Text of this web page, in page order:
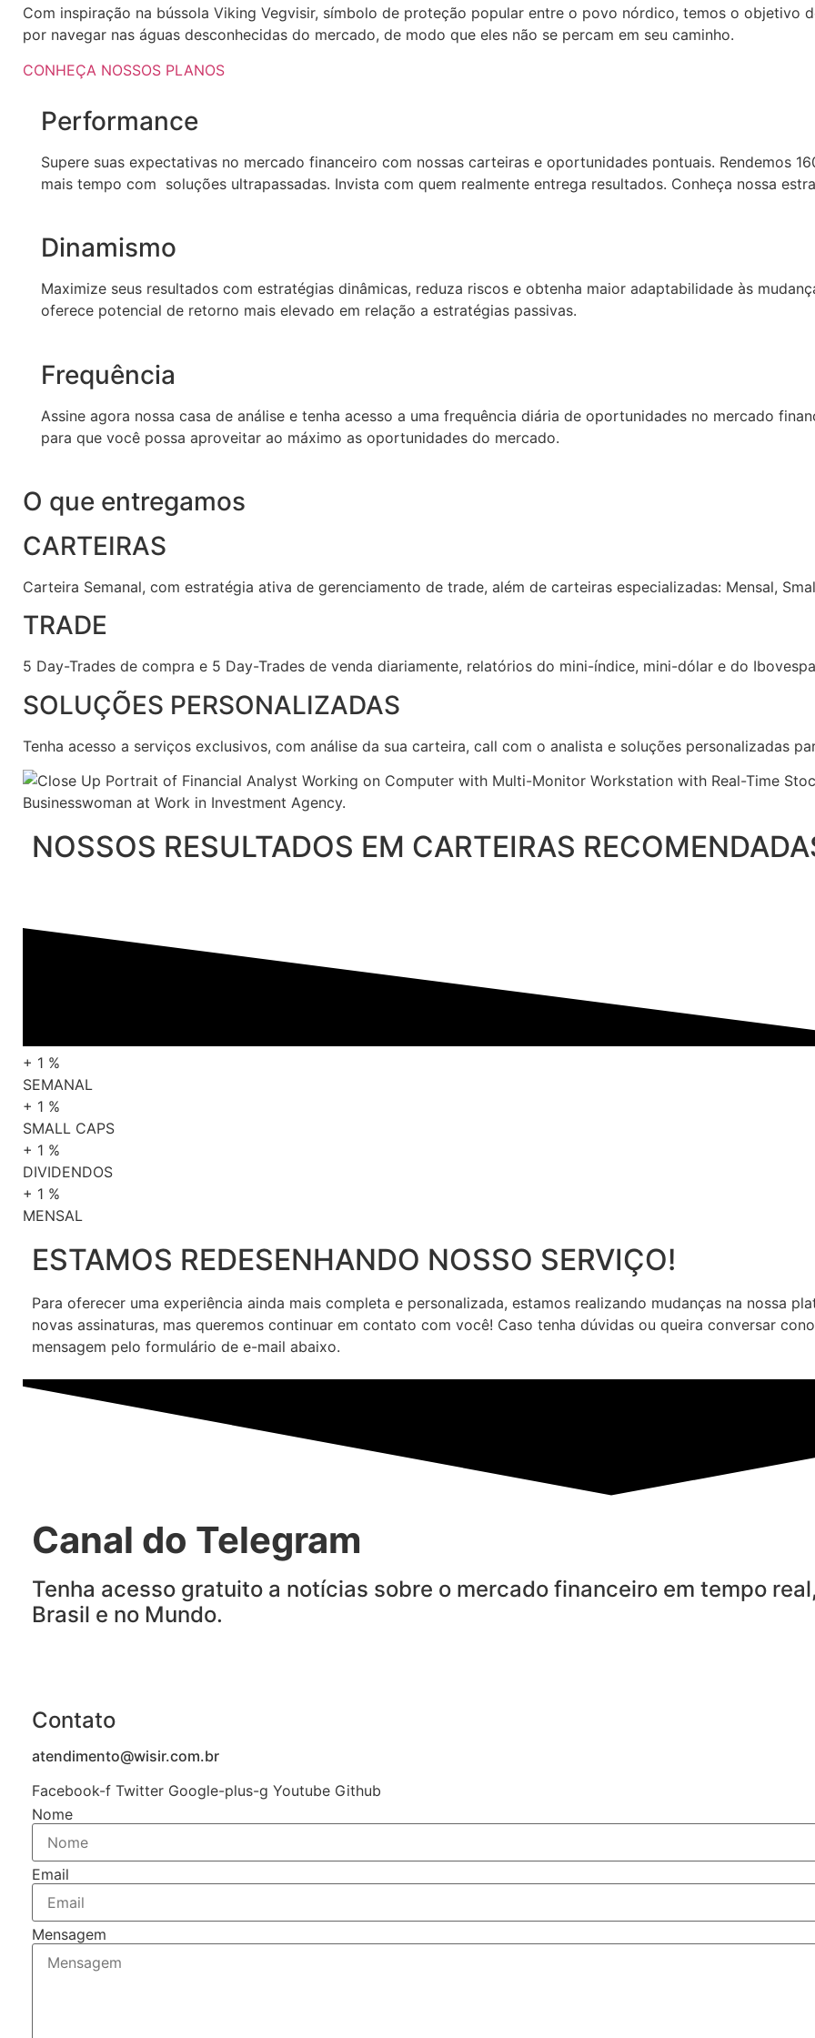
Com inspiração na bússola Viking Vegvisir, símbolo de proteção popular entre o povo nórdico, temos o objetivo
por navegar nas águas desconhecidas do mercado, de modo que eles não se percam em seu caminho.
CONHEÇA NOSSOS PLANOS
Performance
Supere suas expectativas no mercado financeiro com nossas carteiras e oportunidades pontuais. Rendemos
mais tempo com soluções ultrapassadas. Invista com quem realmente entrega resultados. Conheça nossa
Dinamismo
Maximize seus resultados com estratégias dinâmicas, reduza riscos e obtenha maior adaptabilidade às
oferece potencial de retorno mais elevado em relação a estratégias passivas.
Frequência
Assine agora nossa casa de análise e tenha acesso a uma frequência diária de oportunidades no mercado
para que você possa aproveitar ao máximo as oportunidades do mercado.
O que entregamos
CARTEIRAS
Carteira Semanal, com estratégia ativa de gerenciamento de trade, além de carteiras especializadas: Mensal,
TRADE
5 Day-Trades de compra e 5 Day-Trades de venda diariamente, relatórios do mini-índice, mini-dólar e do
SOLUÇÕES PERSONALIZADAS
Tenha acesso a serviços exclusivos, com análise da sua carteira, call com o analista e soluções personalizadas
NOSSOS RESULTADOS EM CARTEIRAS
+ 1 %
SEMANAL
+ 1 %
SMALL CAPS
+ 1 %
DIVIDENDOS
+ 1 %
MENSAL
ESTAMOS REDESENHANDO NOSSO SERVIÇO!
Para oferecer uma experiência ainda mais completa e personalizada, estamos realizando mudanças na nossa
novas assinaturas, mas queremos continuar em contato com você! Caso tenha dúvidas ou queira conversar
mensagem pelo formulário de e-mail abaixo.
Canal do Telegram
Tenha acesso gratuito a notícias sobre o mercado financeiro em tempo
Brasil e no Mundo.
Contato
atendimento@wisir.com.br
Facebook-f Twitter Google-plus-g Youtube Github
Nome
Email
Mensagem